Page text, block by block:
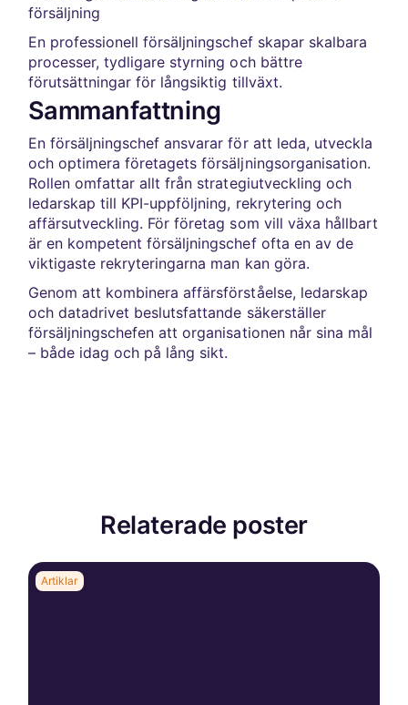
försäljning
En professionell försäljningschef skapar skalbara
processer, tydligare styrning och bättre
förutsättningar för långsiktig tillväxt.
Sammanfattning
En försäljningschef ansvarar för att leda, utveckla
och optimera företagets försäljningsorganisation.
Rollen omfattar allt från strategiutveckling och
ledarskap till KPI-uppföljning, rekrytering och
affärsutveckling. För företag som vill växa hållbart
är en kompetent försäljningschef ofta en av de
viktigaste rekryteringarna man kan göra.
Genom att kombinera affärsförståelse, ledarskap
och datadrivet beslutsfattande säkerställer
försäljningschefen att organisationen når sina mål
– både idag och på lång sikt.
Relaterade poster
Artiklar